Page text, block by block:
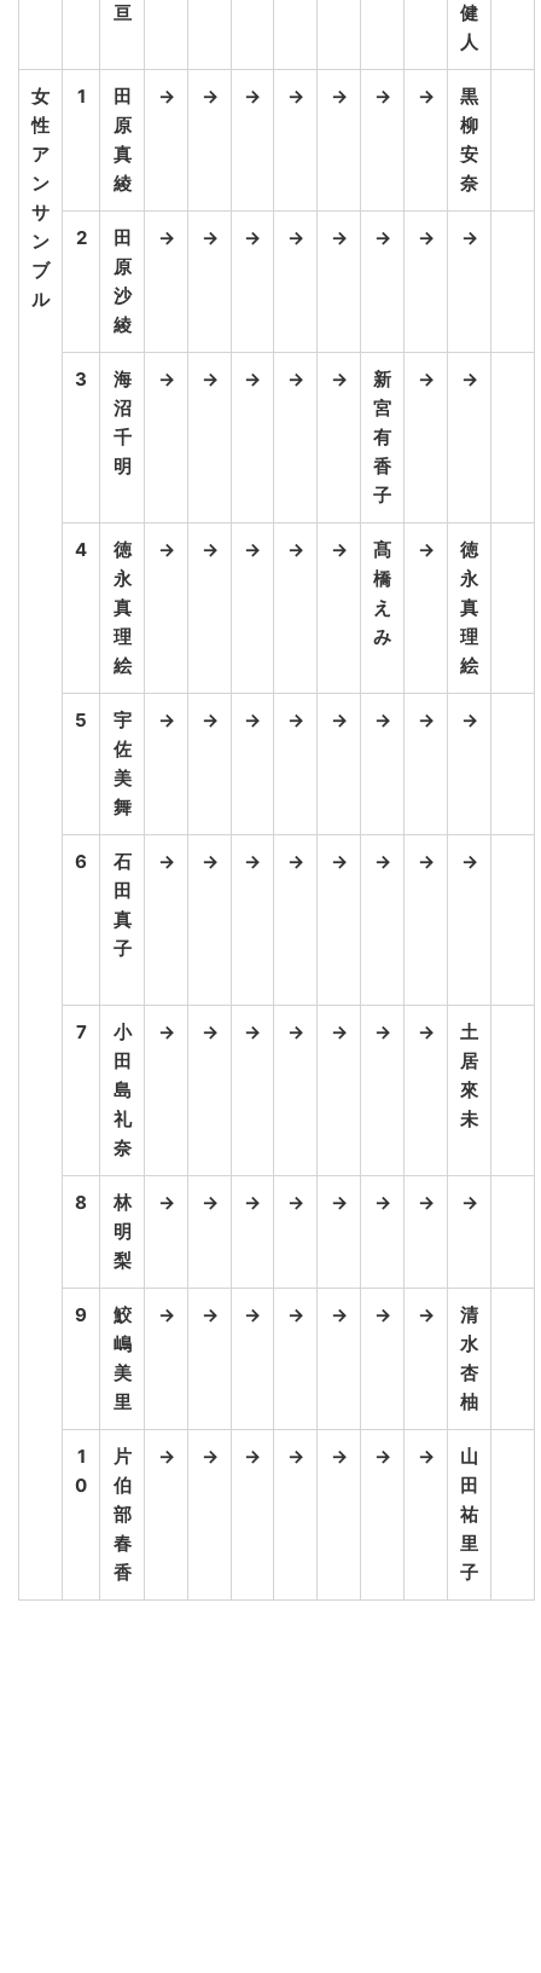
亘
健
人
女
性
ア
ン
サ
ン
ブ
ル
1
田
原
真
綾
→ → → → → → →
黒
柳
安
奈
2
田
原
沙
綾
→ → → → → → → →
3
海
沼
千
明
→ → → → →
新
宮
有
香
子
→ →
4
徳
永
真
理
絵
→ → → → →
髙
橋
え
み
→
徳
永
真
理
絵
5
宇
佐
美
舞
→ → → → → → → →
6
石
田
真
子
→ → → → → → → →
7
小
田
島
礼
奈
→ → → → → → →
土
居
來
未
8
林
明
梨
→ → → → → → → →
9
鮫
嶋
美
里
→ → → → → → →
清
水
杏
柚
1
0
片
伯
部
春
香
→ → → → → → →
山
田
祐
里
子